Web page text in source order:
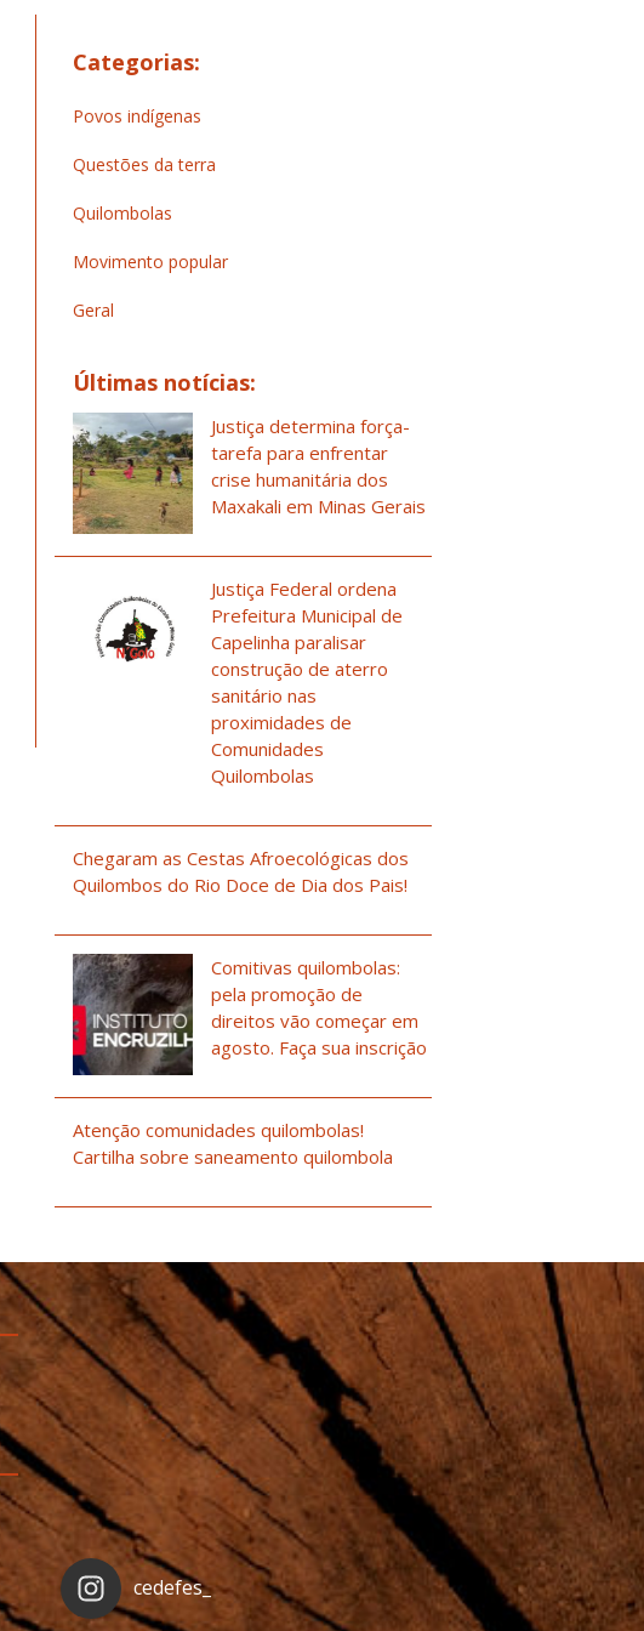
Categorias:
Povos indígenas
Questões da terra
Quilombolas
Movimento popular
Geral
Últimas notícias:
Justiça determina força-
tarefa para enfrentar
crise humanitária dos
Maxakali em Minas Gerais
Justiça Federal ordena
Prefeitura Municipal de
Capelinha paralisar
construção de aterro
sanitário nas
proximidades de
Comunidades
Quilombolas
Chegaram as Cestas Afroecológicas dos
Quilombos do Rio Doce de Dia dos Pais!
Comitivas quilombolas:
pela promoção de
direitos vão começar em
agosto. Faça sua inscrição
Atenção comunidades quilombolas!
Cartilha sobre saneamento quilombola
cedefes_